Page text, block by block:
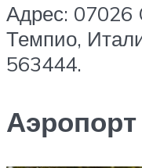
Адрес: 07026
Темпио,
563444.